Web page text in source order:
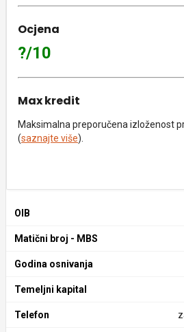
Ocjena
?/10
Max kredit
Maksimalna preporučena izloženost
(saznajte više).
OIB
Matični broj - MBS
Godina osnivanja
Temeljni kapital
Telefon